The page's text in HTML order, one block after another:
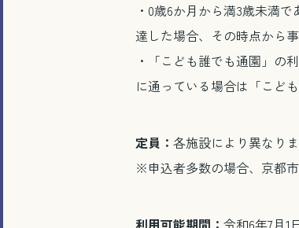
・0歳6か月から満3歳未満
達した場合、その時点から
・「こども誰でも通園」の
に通っている場合は「こど
定員： 各施設により異なりま
※申込者多数の場合、京都
利用可能期間： 令和6年7月1